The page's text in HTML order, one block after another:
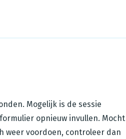
Mogelijk is de sessie
opnieuw invullen. Mocht
weer voordoen, controleer dan